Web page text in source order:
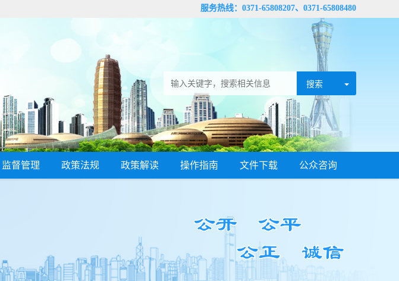
服务热线：0371-65808207、0371-65808480
监督管理 政策法规 政策解读 操作指南 文件下载 公众咨询